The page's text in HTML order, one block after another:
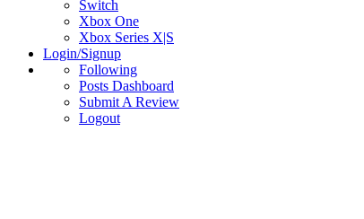
Switch
Xbox One
Xbox Series X|S
Login/Signup
Following
Posts Dashboard
Submit A Review
Logout